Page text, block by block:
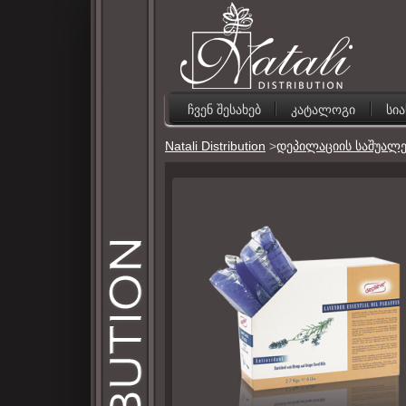
ჩვენ შესახებ კატალოგი
Natali Distribution >დეპილაციის